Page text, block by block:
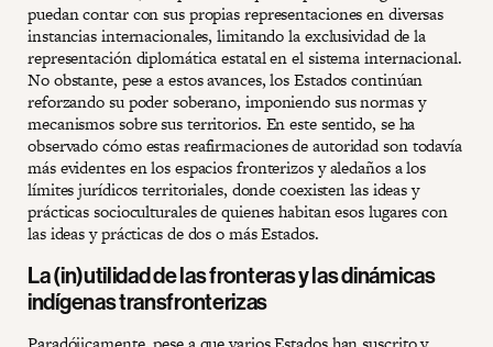
puedan contar con sus propias representaciones en diversas
instancias internacionales, limitando la exclusividad de la
representación diplomática estatal en el sistema internacional.
No obstante, pese a estos avances, los Estados continúan
reforzando su poder soberano, imponiendo sus normas y
mecanismos sobre sus territorios. En este sentido, se ha
observado cómo estas reafirmaciones de autoridad son todavía
más evidentes en los espacios fronterizos y aledaños a los
límites jurídicos territoriales, donde coexisten las ideas y
prácticas socioculturales de quienes habitan esos lugares con
las ideas y prácticas de dos o más Estados.
La (in)utilidad de las fronteras y las dinámicas
indígenas transfronterizas